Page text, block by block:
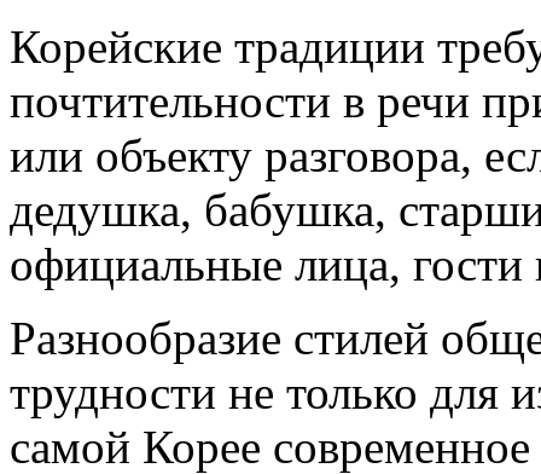
Корейские традиции
почтительности в речи
или объекту разговора,
де­душка, ба­бушка,
официальные лица, гости
Разнообразие стилей
трудности не только
самой Корее